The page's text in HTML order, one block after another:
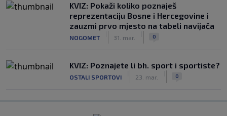
KVIZ: Pokaži koliko poznaješ
reprezentaciju Bosne i Hercegovine i
zauzmi prvo mjesto na tabeli navijača
NOGOMET 31. mar. 0
KVIZ: Poznajete li bh. sport i sportiste?
OSTALI SPORTOVI 23. mar. 0